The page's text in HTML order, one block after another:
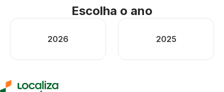
Escolha o ano
2026 2025